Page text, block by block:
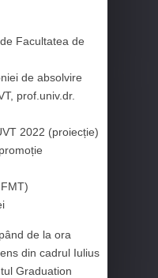
Facultatea de
de absolvire
prof.univ.dr.
2022 (proiecție)
de la ora
din cadrul Iulius
Graduation